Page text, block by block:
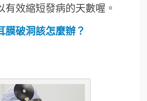
有效縮短發病的天數喔。
膜破洞該怎麼辦？